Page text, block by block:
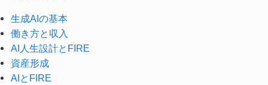
生成AIの基本
働き方と収入
AI人生設計とFIRE
資産形成
AIとFIRE